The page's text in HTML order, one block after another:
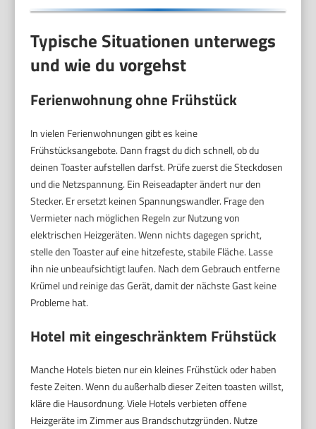
Typische Situationen unterwegs
und wie du vorgehst
Ferienwohnung ohne Frühstück
In vielen Ferienwohnungen gibt es keine
Frühstücksangebote. Dann fragst du dich schnell, ob du
deinen Toaster aufstellen darfst. Prüfe zuerst die Steckdosen
und die Netzspannung. Ein Reiseadapter ändert nur den
Stecker. Er ersetzt keinen Spannungswandler. Frage den
Vermieter nach möglichen Regeln zur Nutzung von
elektrischen Heizgeräten. Wenn nichts dagegen spricht,
stelle den Toaster auf eine hitzefeste, stabile Fläche. Lasse
ihn nie unbeaufsichtigt laufen. Nach dem Gebrauch entferne
Krümel und reinige das Gerät, damit der nächste Gast keine
Probleme hat.
Hotel mit eingeschränktem Frühstück
Manche Hotels bieten nur ein kleines Frühstück oder haben
feste Zeiten. Wenn du außerhalb dieser Zeiten toasten willst,
kläre die Hausordnung. Viele Hotels verbieten offene
Heizgeräte im Zimmer aus Brandschutzgründen. Nutze